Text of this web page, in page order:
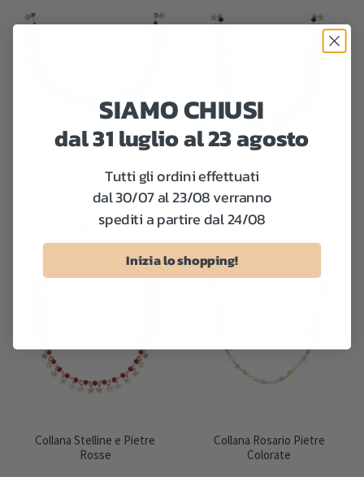
Collana Gipsy in Argento 925
con Quadrifogli
€87,00
Collana Stelline e Pietre
€87,00
Collana Stelline e Pietre
Rosse
Collana Rosario Pietre
Colorate
SIAMO CHIUSI
dal 31 luglio al 23 agosto
Tutti gli ordini effettuati
dal 30/07 al 23/08 verranno
spediti a partire dal 24/08
Inizia lo shopping!